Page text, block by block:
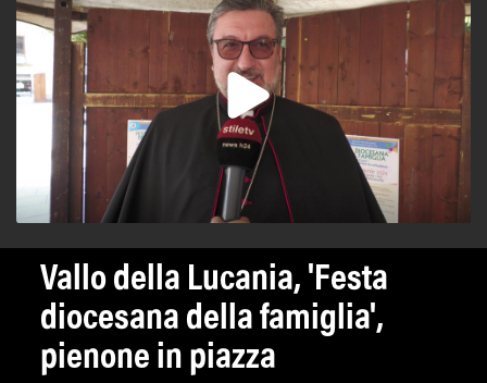
Vallo della Lucania, 'Festa
diocesana della famiglia',
pienone in piazza